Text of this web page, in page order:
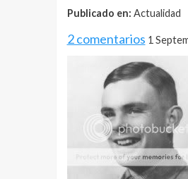
Publicado en: Actualidad
2 comentarios 1